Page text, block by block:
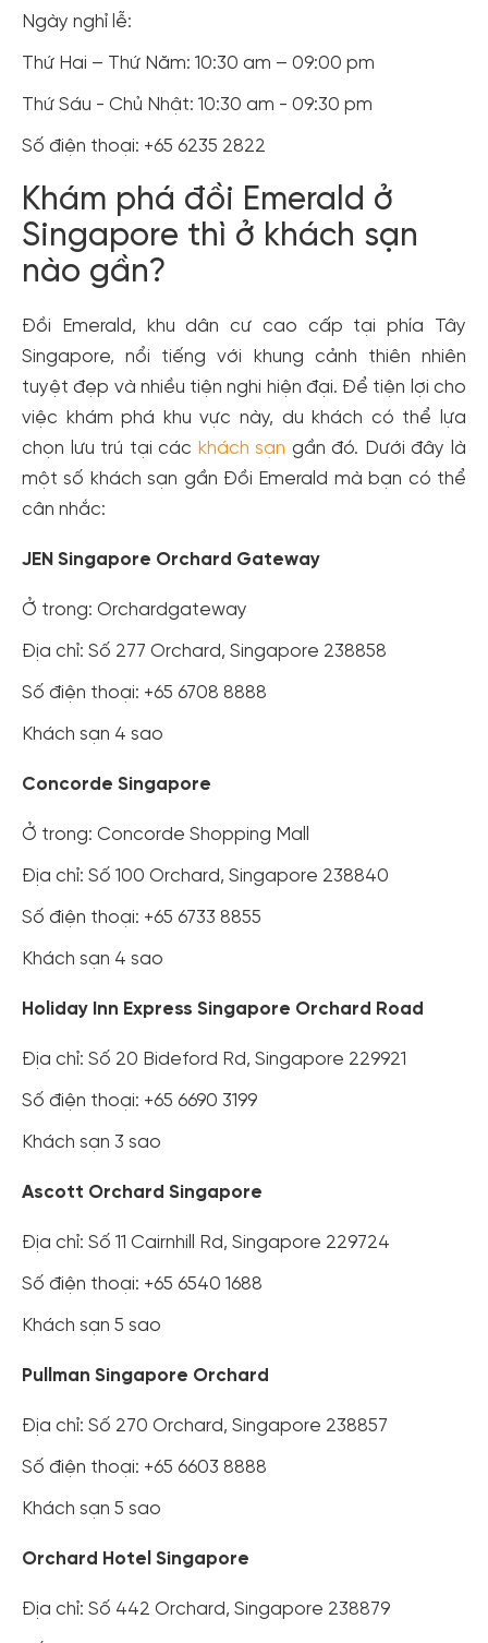
Ngày nghỉ lễ:
Thứ Hai – Thứ Năm: 10:30 am – 09:00 pm
Thứ Sáu - Chủ Nhật: 10:30 am - 09:30 pm
Số điện thoại: +65 6235 2822
Khám phá đồi Emerald ở
Singapore thì ở khách sạn
nào gần?
Đồi Emerald, khu dân cư cao cấp tại phía Tây
Singapore, nổi tiếng với khung cảnh thiên nhiên
tuyệt đẹp và nhiều tiện nghi hiện đại. Để tiện lợi cho
việc khám phá khu vực này, du khách có thể lựa
chọn lưu trú tại các khách sạn gần đó. Dưới đây là
một số khách sạn gần Đồi Emerald mà bạn có thể
cân nhắc:
JEN Singapore Orchard Gateway
Ở trong: Orchardgateway
Địa chỉ: Số 277 Orchard, Singapore 238858
Số điện thoại: +65 6708 8888
Khách sạn 4 sao
Concorde Singapore
Ở trong: Concorde Shopping Mall
Địa chỉ: Số 100 Orchard, Singapore 238840
Số điện thoại: +65 6733 8855
Khách sạn 4 sao
Holiday Inn Express Singapore Orchard Road
Địa chỉ: Số 20 Bideford Rd, Singapore 229921
Số điện thoại: +65 6690 3199
Khách sạn 3 sao
Ascott Orchard Singapore
Địa chỉ: Số 11 Cairnhill Rd, Singapore 229724
Số điện thoại: +65 6540 1688
Khách sạn 5 sao
Pullman Singapore Orchard
Địa chỉ: Số 270 Orchard, Singapore 238857
Số điện thoại: +65 6603 8888
Khách sạn 5 sao
Orchard Hotel Singapore
Địa chỉ: Số 442 Orchard, Singapore 238879